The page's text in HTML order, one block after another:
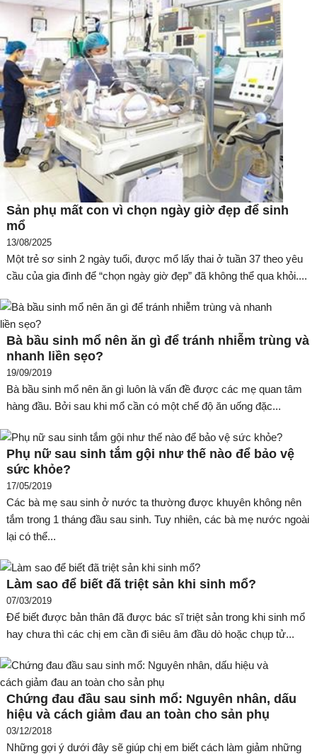
Sản phụ mất con vì chọn ngày giờ đẹp để sinh
mổ
13/08/2025
Một trẻ sơ sinh 2 ngày tuổi, được mổ lấy thai ở tuần 37 theo yêu
cầu của gia đình để “chọn ngày giờ đẹp” đã không thể qua khỏi....
Bà bầu sinh mổ nên ăn gì để tránh nhiễm trùng và
nhanh liền sẹo?
19/09/2019
Bà bầu sinh mổ nên ăn gì luôn là vấn đề được các mẹ quan tâm
hàng đầu. Bởi sau khi mổ cần có một chế độ ăn uống đặc...
Phụ nữ sau sinh tắm gội như thế nào để bảo vệ
sức khỏe?
17/05/2019
Các bà mẹ sau sinh ở nước ta thường được khuyên không nên
tắm trong 1 tháng đầu sau sinh. Tuy nhiên, các bà mẹ nước ngoài
lại có thể...
Làm sao để biết đã triệt sản khi sinh mổ?
07/03/2019
Để biết được bản thân đã được bác sĩ triệt sản trong khi sinh mổ
hay chưa thì các chị em cần đi siêu âm đầu dò hoặc chụp tử...
Chứng đau đầu sau sinh mổ: Nguyên nhân, dấu
hiệu và cách giảm đau an toàn cho sản phụ
03/12/2018
Những gợi ý dưới đây sẽ giúp chị em biết cách làm giảm những